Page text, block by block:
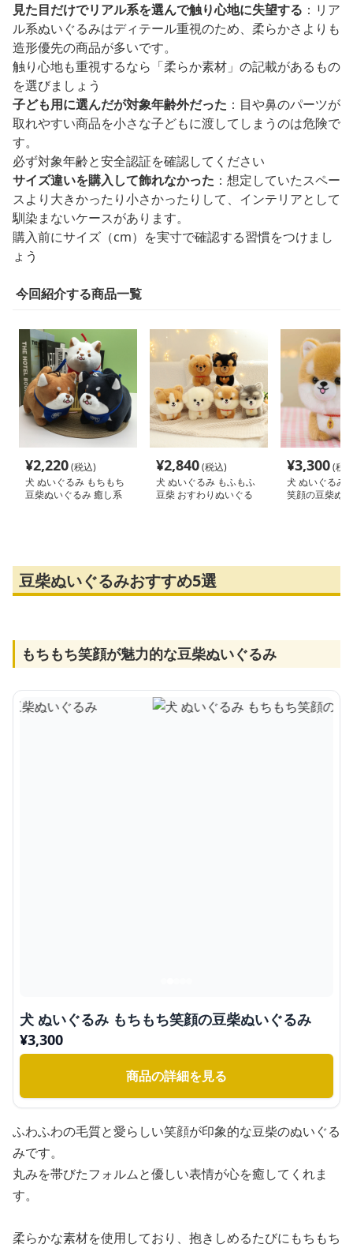
見た目だけでリアル系を選んで触り心地に失望する ：リア
ル系ぬいぐるみはディテール重視のため、柔らかさよりも
造形優先の商品が多いです。
触り心地も重視するなら「柔らか素材」の記載があるもの
を選びましょう
子ども用に選んだが対象年齢外だった ：目や鼻のパーツが
取れやすい商品を小さな子どもに渡してしまうのは危険で
す。
必ず対象年齢と安全認証を確認してください
サイズ違いを購入して飾れなかった ：想定していたスペー
スより大きかったり小さかったりして、インテリアとして
馴染まないケースがあります。
購入前にサイズ（cm）を実寸で確認する習慣をつけまし
ょう
今回紹介する商品一覧
¥2,220(税込)
犬 ぬいぐるみ もちもち
豆柴ぬいぐるみ 癒し系
¥2,840(税込)
犬 ぬいぐるみ もふもふ
豆柴 おすわりぬいぐる
¥3,300(税
犬 ぬいぐるみ
笑顔の豆柴ぬ
豆柴ぬいぐるみおすすめ5選
もちもち笑顔が魅力的な豆柴ぬいぐるみ
犬 ぬいぐるみ もちもち笑顔の豆柴ぬいぐるみ
¥3,300
商品の詳細を見る
ふわふわの毛質と愛らしい笑顔が印象的な豆柴のぬいぐる
みです。
丸みを帯びたフォルムと優しい表情が心を癒してくれま
す。
柔らかな素材を使用しており、抱きしめるたびにもちもち